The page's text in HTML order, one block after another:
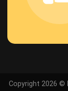
Copyright 2026 ©